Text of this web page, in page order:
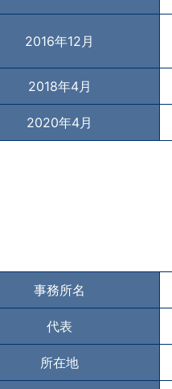
2016年12月
2018年4月
2020年4月
事務所名
代表
所在地